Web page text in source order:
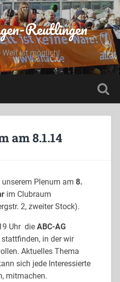
Reutlingen
Welt ist möglich!
am 8.1.14
Plenum am 8.
im Clubraum
2, zweiter Stock).
Uhr die ABC-AG
in der wir
Aktuelles Thema
sich jede Interessierte
mitmachen.